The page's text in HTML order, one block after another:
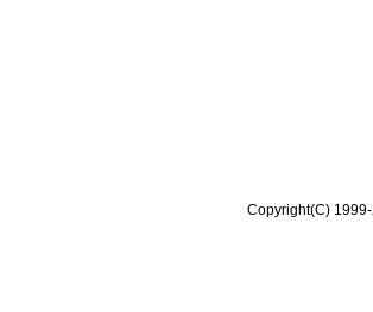
Copyright(C)